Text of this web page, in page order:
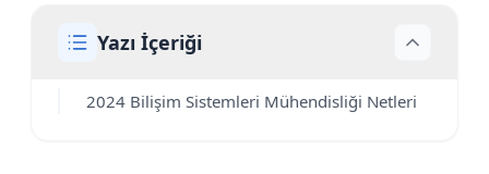
Yazı İçeriği
2024 Bilişim Sistemleri Mühendisliği Netleri